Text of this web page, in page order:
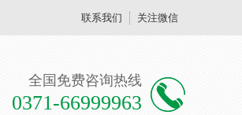
联系我们 关注微信
全国免费咨询热线
0371-66999963